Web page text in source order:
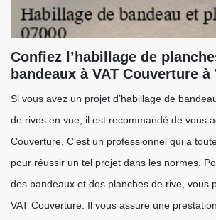
Confiez l’habillage de
bandeaux à VAT Couverture à
Si vous avez un projet d’habillage de
de rives en vue, il est recommandé de vous
Couverture. C’est un professionnel qui a
pour réussir un tel projet dans les normes.
des bandeaux et des planches de rive, vous
VAT Couverture. Il vous assure une